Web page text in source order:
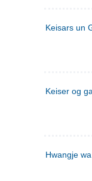
Keisars un
Keiser og
Hwangje